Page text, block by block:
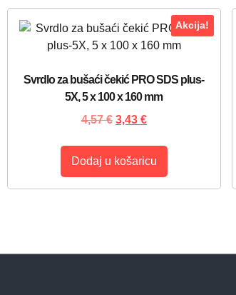
Akcija!
Svrdlo za bušaći čekić PRO SDS plus-
5X, 5 x 100 x 160 mm
4,57€ 3,43 €
Dodaj u košaricu